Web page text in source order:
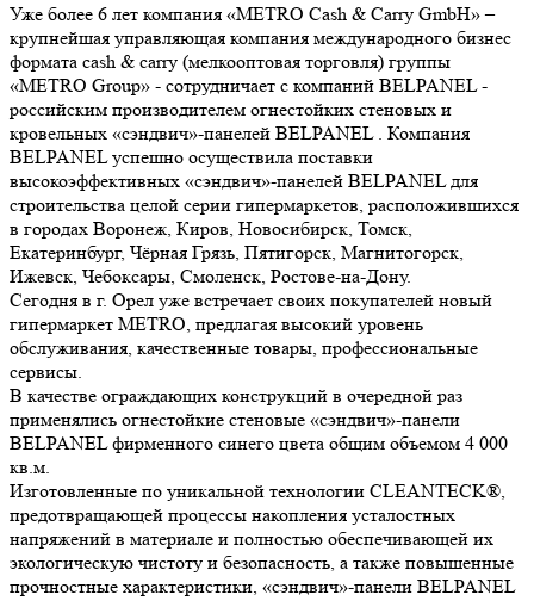
Уже более 6 лет компания «METRO Cash & Carry GmbH» –
крупнейшая управляющая компания международного бизнес
формата cash & carry (мелкооптовая торговля) группы
«МЕТRО Group» - сотрудничает с компаний BELPANEL -
российским производителем огнестойких стеновых и
кровельных «сэндвич»-панелей BELPANEL . Компания
BELPANEL успешно осуществила поставки
высокоэффективных «сэндвич»-панелей BELPANEL для
строительства целой серии гипермаркетов, расположившихся
в городах Воронеж, Киров, Новосибирск, Томск,
Екатеринбург, Чёрная Грязь, Пятигорск, Магнитогорск,
Ижевск, Чебоксары, Смоленск, Ростове-на-Дону.
Сегодня в г. Орел уже встречает своих покупателей новый
гипермаркет МЕТRО, предлагая высокий уровень
обслуживания, качественные товары, профессиональные
сервисы.
В качестве ограждающих конструкций в очередной раз
применялись огнестойкие стеновые «сэндвич»-панели
BELPANEL фирменного синего цвета общим объемом 4 000
кв.м.
Изготовленные по уникальной технологии CLEANTECK®,
предотвращающей процессы накопления усталостных
напряжений в материале и полностью обеспечивающей их
экологическую чистоту и безопасность, а также повышенные
прочностные характеристики, «сэндвич»-панели BELPANEL